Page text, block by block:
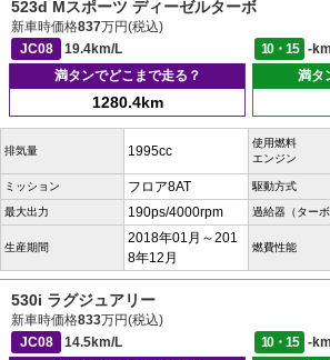
523d Mスポーツ ディーゼルターボ
新車時価格837万円(税込)
JC08
19.4km/L 10・15
-
満タンでどこまで走る？
1280.4km
満タ
排気量 1995cc
使用燃料
エンジン
ミッション フロア8AT 駆動方式
最大出力 190ps/4000rpm 過給器（ターボ
生産期間
2018年01月～201
8年12月
燃費性能
530i ラグジュアリー
新車時価格833万円(税込)
JC08
14.5km/L 10・15
-